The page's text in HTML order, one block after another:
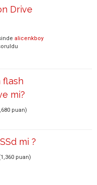
Drive
alicenkboy
flash
mi?
puan)
mi ?
1,360 puan)